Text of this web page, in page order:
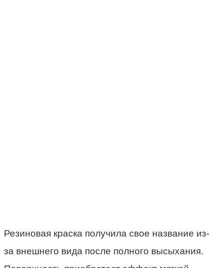
Резиновая краска получила свое название из-
за внешнего вида после полного высыхания.